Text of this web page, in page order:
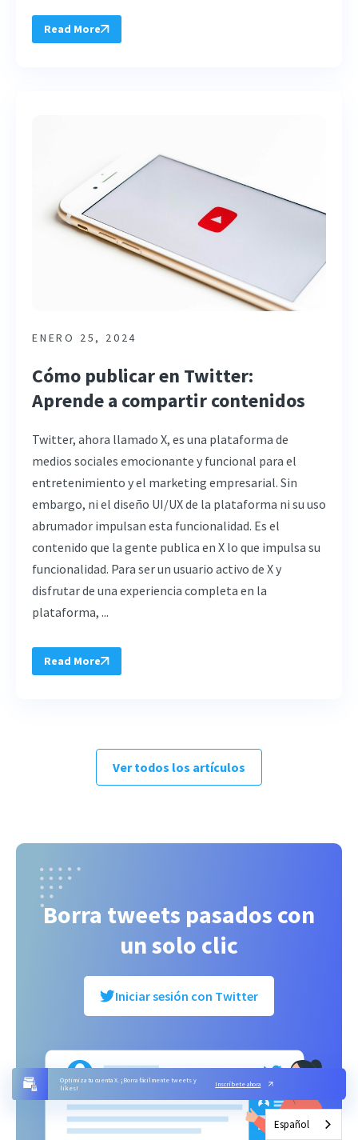
Optimiza tu cuenta X. ¡Borra fácilmente tweets y
likes!
Inscríbete ahora
Read More
ENERO 25, 2024
Cómo publicar en Twitter:
Aprende a compartir contenidos
Twitter, ahora llamado X, es una plataforma de
medios sociales emocionante y funcional para el
entretenimiento y el marketing empresarial. Sin
embargo, ni el diseño UI/UX de la plataforma ni su uso
abrumador impulsan esta funcionalidad. Es el
contenido que la gente publica en X lo que impulsa su
funcionalidad. Para ser un usuario activo de X y
disfrutar de una experiencia completa en la
plataforma, ...
Read More
Ver todos los artículos
Borra tweets pasados con
un solo clic
Iniciar sesión con Twitter
Español